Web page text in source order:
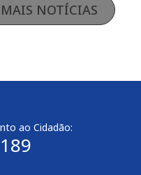
MAIS NOTÍCIAS
ao Cidadão: